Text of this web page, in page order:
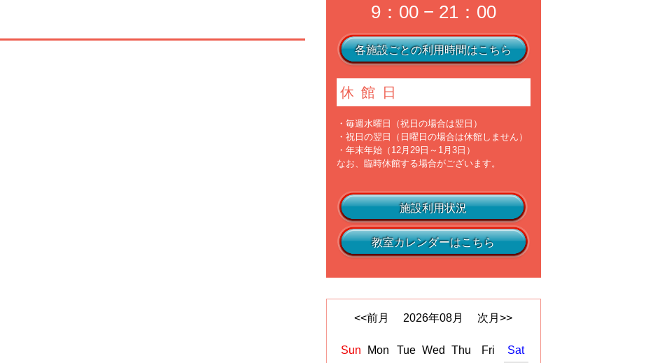
9：00 − 21：00
各施設ごとの利用時間はこちら
休館日
・毎週水曜日（祝日の場合は翌日）
・祝日の翌日（日曜日の場合は休館しません）
・年末年始（12月29日～1月3日）
なお、臨時休館する場合がございます。
施設利用状況
教室カレンダーはこちら
<<前月 2026年08月 次月>>
Sun Mon Tue Wed Thu Fri
Sat